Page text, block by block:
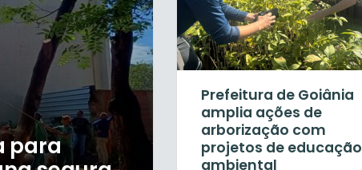
para
Prefeitura de Goiânia
amplia ações de
arborização com
projetos de educação
ambiental